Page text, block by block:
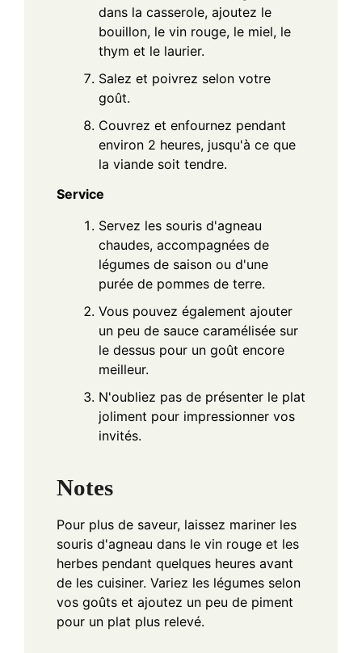
dans la casserole, ajoutez le
bouillon, le vin rouge, le miel, le
thym et le laurier.
Salez et poivrez selon votre
goût.
Couvrez et enfournez pendant
environ 2 heures, jusqu'à ce que
la viande soit tendre.
Service
Servez les souris d'agneau
chaudes, accompagnées de
légumes de saison ou d'une
purée de pommes de terre.
Vous pouvez également ajouter
un peu de sauce caramélisée sur
le dessus pour un goût encore
meilleur.
N'oubliez pas de présenter le plat
joliment pour impressionner vos
invités.
Notes
Pour plus de saveur, laissez mariner les
souris d'agneau dans le vin rouge et les
herbes pendant quelques heures avant
de les cuisiner. Variez les légumes selon
vos goûts et ajoutez un peu de piment
pour un plat plus relevé.